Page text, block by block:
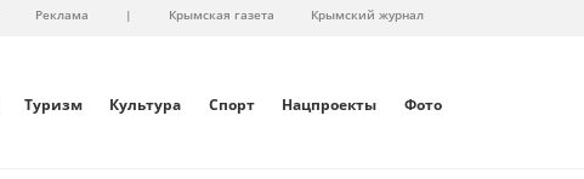
Реклама | Крымская газета Крымский журнал
Туризм Культура Спорт Нацпроекты Фото